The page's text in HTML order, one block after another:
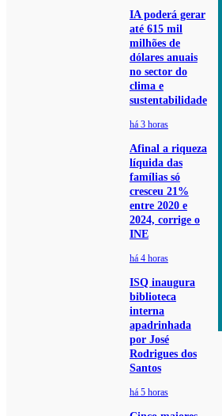
IA poderá gerar
até 615 mil
milhões de
dólares anuais
no sector do
clima e
sustentabilidade
há 3 horas
Afinal a riqueza
líquida das
famílias só
cresceu 21%
entre 2020 e
2024, corrige o
INE
há 4 horas
ISQ inaugura
biblioteca
interna
apadrinhada
por José
Rodrigues dos
Santos
há 5 horas